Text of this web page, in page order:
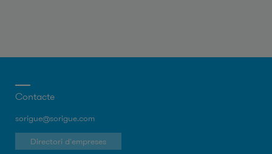
Contacte
sorigue@sorigue.com
Directori d'empreses